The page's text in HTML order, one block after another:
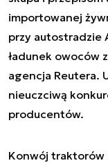
importowanej
przy autostradzie
ładunek owoców
agencja Reutera.
nieuczciwą
producentów.
Konwój traktorów